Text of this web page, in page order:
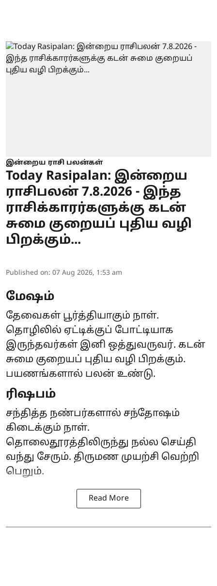
இன்றைய ராசி பலன்கள்
Today Rasipalan: இன்றைய
ராசிபலன் 7.8.2026 - இந்த
ராசிக்காரர்களுக்கு கடன்
சுமை குறையப் புதிய வழி
பிறக்கும்...
Published on: 07 Aug 2026, 1:53 am
மேஷம்
தேவைகள் பூர்த்தியாகும் நாள்.
தொழிலில் ஏட்டிக்குப் போட்டியாக
இருந்தவர்கள் இனி ஒத்துவருவர். கடன்
சுமை குறையப் புதிய வழி பிறக்கும்.
பயணங்களால் பலன் உண்டு.
ரிஷபம்
சந்தித்த நண்பர்களால் சந்தோஷம்
கிடைக்கும் நாள்.
தொலைதூரத்திலிருந்து நல்ல செய்தி
வந்து சேரும். திருமண முயற்சி வெற்றி
பெறும்.
Read More